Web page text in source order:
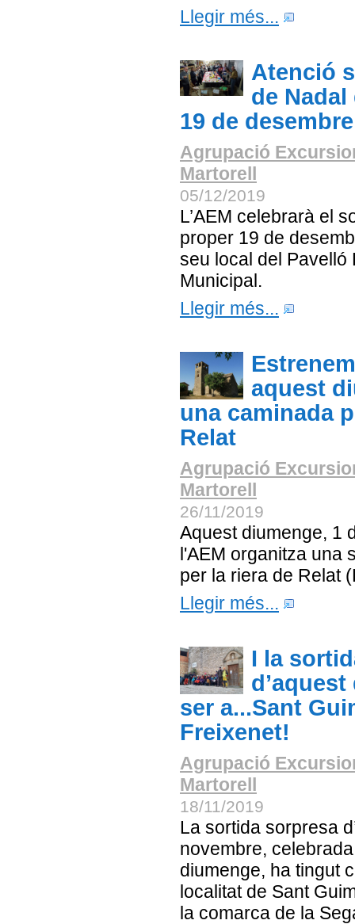
Llegir més...
Atenció
de
19 de desembre
Agrupació
Martorell
05/12/2019
L’AEM celebrarà el
proper 19 de
seu local del Pavelló
Municipal.
Llegir més...
aquest
una caminada
Relat
Agrupació
Martorell
26/11/2019
Aquest diumenge, 1
l'AEM organitza una
per la riera de Relat
Llegir més...
I la
ser a...Sant
Freixenet!
Agrupació
Martorell
18/11/2019
La sortida sorpresa
novembre,
diumenge, ha tingut
localitat de Sant
la comarca de la